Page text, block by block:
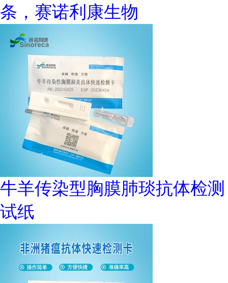
条，赛诺利康生物
牛羊传染型胸膜肺琰抗体检测
试纸